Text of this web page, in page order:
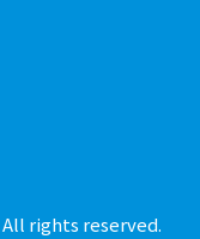
All rights reserved.